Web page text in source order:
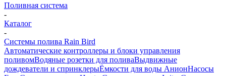
Поливная система
-
Каталог
-
Системы полива Rain Bird
Автоматические контроллеры и блоки управления
поливомВодяные розетки для поливаВыдвижные
дождеватели и спринклерыЁмкости для воды АнионНасосы